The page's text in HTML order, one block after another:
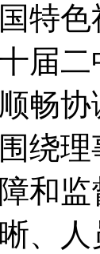
特
届
畅
绕
和
、